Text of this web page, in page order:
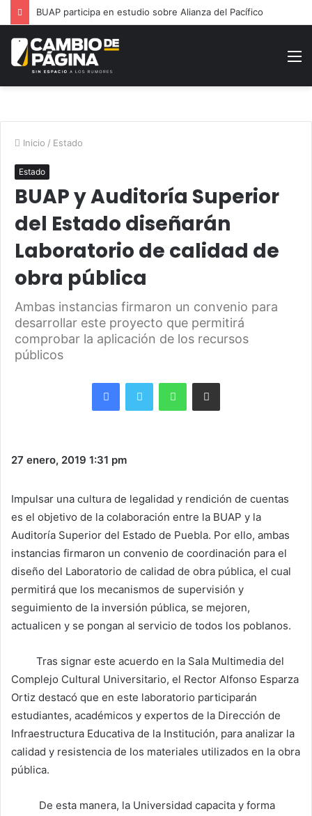
BUAP participa en estudio sobre Alianza del Pacífico
Inicio / Estado
Estado
BUAP y Auditoría Superior
del Estado diseñarán
Laboratorio de calidad de
obra pública
Ambas instancias firmaron un convenio para
desarrollar este proyecto que permitirá
comprobar la aplicación de los recursos
públicos
FacebookTwitter WhatsAppShare via Email
27 enero, 2019 1:31 pm
Impulsar una cultura de legalidad y rendición de cuentas
es el objetivo de la colaboración entre la BUAP y la
Auditoría Superior del Estado de Puebla. Por ello, ambas
instancias firmaron un convenio de coordinación para el
diseño del Laboratorio de calidad de obra pública, el cual
permitirá que los mecanismos de supervisión y
seguimiento de la inversión pública, se mejoren,
actualicen y se pongan al servicio de todos los poblanos.
Tras signar este acuerdo en la Sala Multimedia del
Complejo Cultural Universitario, el Rector Alfonso Esparza
Ortiz destacó que en este laboratorio participarán
estudiantes, académicos y expertos de la Dirección de
Infraestructura Educativa de la Institución, para analizar la
calidad y resistencia de los materiales utilizados en la obra
pública.
De esta manera, la Universidad capacita y forma